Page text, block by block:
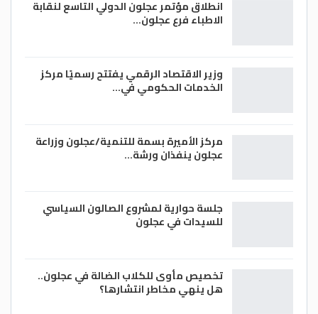
انطلاق مؤتمر عجلون الدولي التاسع لنقابة
الاطباء فرع عجلون…
وزير الاقتصاد الرقمي يفتتح رسميًا مركز
الخدمات الحكومي في…
مركز الأميرة بسمة للتنمية/عجلون وزراعة
عجلون ينفذان ورشة…
جلسة حوارية لمشروع الصالون السياسي
للسيدات في عجلون
تخصيص مأوى للكلاب الضالة في عجلون..
هل ينهي مخاطر انتشارها؟